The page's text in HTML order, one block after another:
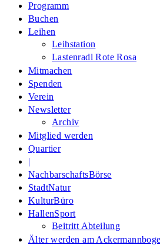
Programm
Buchen
Leihen
Leihstation
Lastenradl Rote Rosa
Mitmachen
Spenden
Verein
Newsletter
Archiv
Mitglied werden
Quartier
|
NachbarschaftsBörse
StadtNatur
KulturBüro
HallenSport
Beitritt Abteilung
Älter werden am